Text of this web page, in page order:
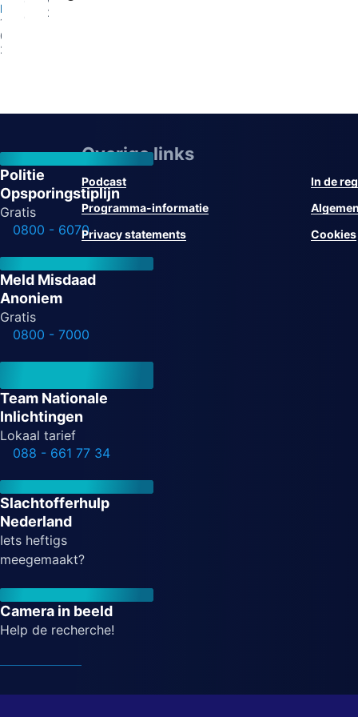
Eindhoven
13-
07-
2026
2026
Politie
Opsporingstiplijn
Gratis
0800 - 6070
Meld Misdaad
Anoniem
Gratis
0800 - 7000
Team Nationale
Inlichtingen
Lokaal tarief
088 - 661 77 34
Slachtofferhulp
Nederland
Iets heftigs
meegemaakt?
Camera in beeld
Help de recherche!
Overige links
Podcast
In de
Programma-informatie
Privacy statements
Cookies